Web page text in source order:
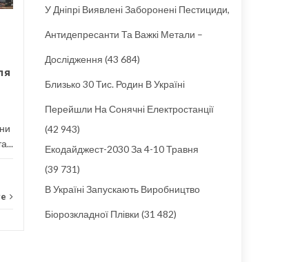
Наразі країна потерпає від
військових дій рф, але при
У Дніпрі Виявлені Заборонені Пестициди,
Антидепресанти Та Важкі Метали –
Дослідження (43 684)
Близько 30 Тис. Родин В Україні
Перейшли На Сонячні Електростанції
(42 943)
Екодайджест-2030 За 4-10 Травня
(39 731)
В Україні Запускають Виробництво
Біорозкладної Плівки (31 482)